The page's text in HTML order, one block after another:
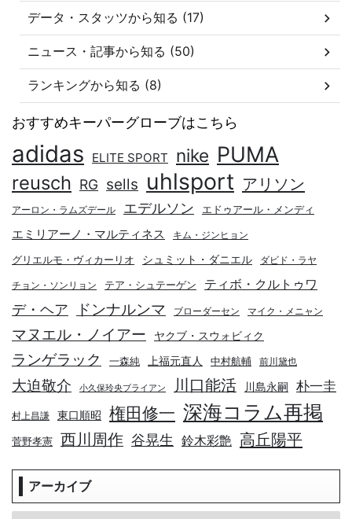
データ・スタッツから知る (17)
ニュース・記事から知る (50)
ランキングから知る (8)
おすすめキーパーグローブはこちら
adidas ELITE SPORT nike PUMA
reusch RG sells uhlsport アリソン
アーロン・ラムズデール エデルソン エドゥアール・メンディ
エミリアーノ・マルティネス キム・ジンヒョン
グリエルモ・ヴィカーリオ シュミット・ダニエル ダビド・ラヤ
チョン・ソンリョン テア・シュテーゲン ティボ・クルトゥワ
デ・ヘア ドンナルンマ ブローダーセン マイク・メニャン
マヌエル・ノイアー ヤクブ・スウォビィク
ランゲラック 一森純 上福元直人 中村航輔 前川黛也
大迫敬介 小久保玲央ブライアン 川口能活 川島永嗣 朴一圭
村上昌謙 東口順昭 権田修一 深海コラム再掲
菅野孝憲 西川周作 谷晃生 鈴木彩艶 高丘陽平
アーカイブ